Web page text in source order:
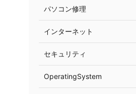
パソコン修理
インターネット
セキュリティ
OperatingSystem